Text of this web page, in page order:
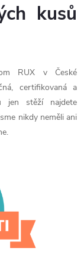
kusů
RUX v České
certifikovaná a
jen stěží najdete
nikdy neměli ani